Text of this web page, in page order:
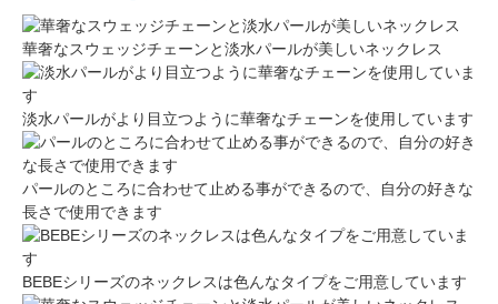
華奢なスウェッジチェーンと淡水パールが美しいネックレス
淡水パールがより目立つように華奢なチェーンを使用しています
パールのところに合わせて止める事ができるので、自分の好きな
長さで使用できます
BEBEシリーズのネックレスは色んなタイプをご用意しています